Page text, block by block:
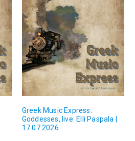
Greek Music Express:
Goddesses, live: Elli Paspala |
17.07.2026